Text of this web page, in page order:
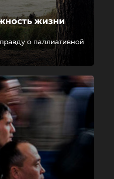
жизни
о паллиативной